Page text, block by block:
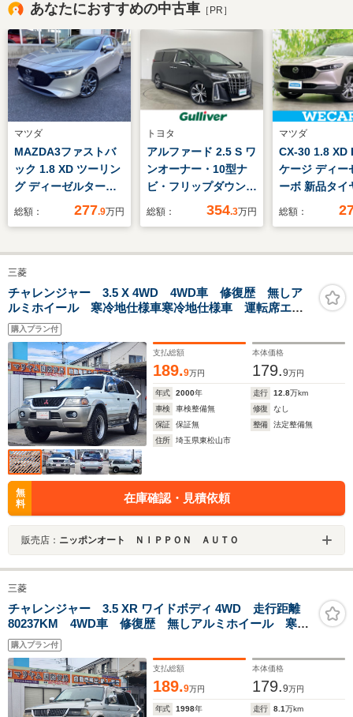
あなたにおすすめの中古車 ［PR］
マツダ
MAZDA3ファストバ
ック 1.8 XD ツーリン
グ ディーゼルターボ
エアバック ABS
360°ビューモニタ
ー BOSEサウンド
純正ドライブレコーダ
ー前後タイプ ETC
総額： 277.9万円
トヨタ
アルファード 2.5 S ワ
ンオーナー・10型ナ
ビ・フリップダウンモ
ニター・ETC・両側パ
ス・クリアランスソナ
コントロール・前方ド
ライブレコーダー・
エアロ
総額： 354.3万円
マツダ
CX-30 1.8 XD
ケージ ディー
ーボ 新品タイ
SDナビ/衝突
ム/シート フ
ドランプ
LED/ETC/
総額：
三菱
チャレンジャー 3.5 X 4WD 4WD車 修復歴 無しア
ルミホイール 寒冷地仕様車寒冷地仕様車 運転席エア
バッグ 助手席エアバッグ フロントフォグランプ
購入プラン付
支払総額
189.9万円
本体価格
179.9万円
年式 2000年 走行 12.8万km
車検
車検整備無 修復
なし
保証
保証無 整備
法定整備無
住所
埼玉県東松山市
無
料
在庫確認・見積依頼
販売店： ニッポンオート ＮＩＰＰＯＮ ＡＵＴＯ
三菱
チャレンジャー 3.5 XR ワイドボディ 4WD 走行距離
80237KM 4WD車 修復歴 無しアルミホイール 寒冷
地仕様車寒冷地仕様車 運転席エアバッグ 助手席エア
バッグ ナービ
購入プラン付
支払総額
189.9万円
本体価格
179.9万円
年式 1998年 走行 8.1万km